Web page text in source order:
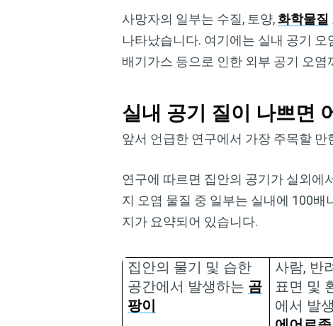
사망자의 일부는 수질, 토양, 화학물질
나타났습니다. 여기에는 실내 공기
배기가스 등으로 인한 외부 공기 오염
실내 공기 질이 나쁘면
앞서 언급한 연구에서 가장 주목할
연구에 따르면 집안의 공기가 실외에
지 오염 물질 중 일부는 실내에 100
지가 요약되어 있습니다.
집안의 물기 및 습한
공간에서 발생하는 곰
팡이
사람, 반
표면 및
에서 발